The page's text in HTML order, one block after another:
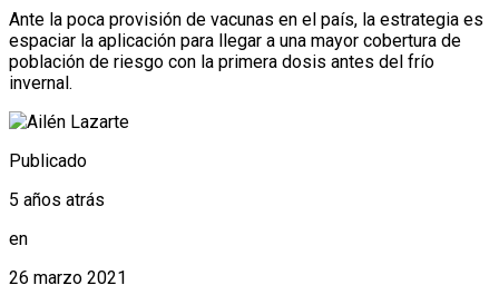
Ante la poca provisión de vacunas en el país, la estrategia es
espaciar la aplicación para llegar a una mayor cobertura de
población de riesgo con la primera dosis antes del frío
invernal.
Publicado
5 años atrás
en
26 marzo 2021